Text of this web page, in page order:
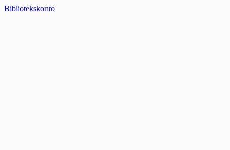
Bibliotekskonto